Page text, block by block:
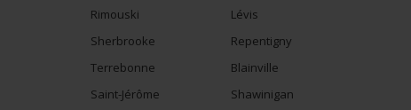
Rimouski
Lévis
Sherbrooke
Repentigny
Terrebonne
Blainville
Saint-Jérôme
Shawinigan